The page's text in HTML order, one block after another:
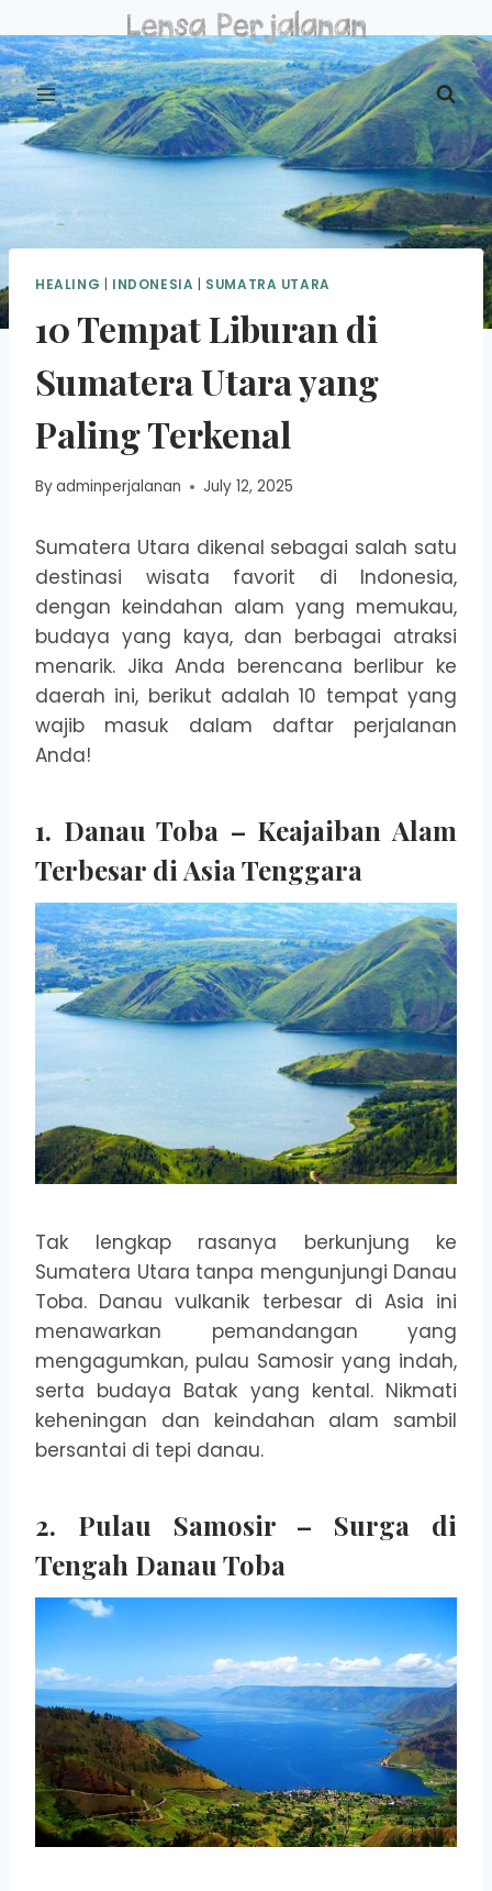
to
content
HEALING | INDONESIA | SUMATRA UTARA
10 Tempat Liburan di
Sumatera Utara yang
Paling Terkenal
Byadminperjalanan July 12, 2025
Sumatera Utara dikenal sebagai salah satu
destinasi wisata favorit di Indonesia,
dengan keindahan alam yang memukau,
budaya yang kaya, dan berbagai atraksi
menarik. Jika Anda berencana berlibur ke
daerah ini, berikut adalah 10 tempat yang
wajib masuk dalam daftar perjalanan
Anda!
1. Danau Toba – Keajaiban Alam
Terbesar di Asia Tenggara
Tak lengkap rasanya berkunjung ke
Sumatera Utara tanpa mengunjungi Danau
Toba. Danau vulkanik terbesar di Asia ini
menawarkan pemandangan yang
mengagumkan, pulau Samosir yang indah,
serta budaya Batak yang kental. Nikmati
keheningan dan keindahan alam sambil
bersantai di tepi danau.
2. Pulau Samosir – Surga di
Tengah Danau Toba